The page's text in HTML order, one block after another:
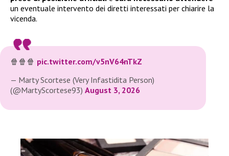
un eventuale intervento dei diretti interessati per chiarire la
vicenda.
🍿🍿🍿 pic.twitter.com/v5nV64nTkZ
— Marty Scortese (Very Infastidita Person)
(@MartyScortese93) August 3, 2026